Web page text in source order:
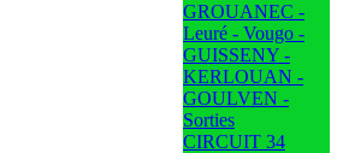
GROUANEC -
Leuré - Vougo -
GUISSENY -
KERLOUAN -
GOULVEN -
Sorties
CIRCUIT 34